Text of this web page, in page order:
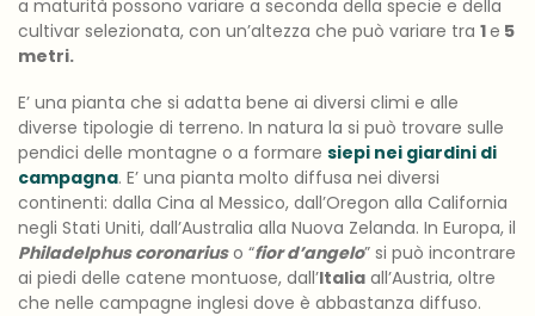
a maturità possono variare a seconda della specie e della
cultivar selezionata, con un’altezza che può variare tra 1e 5
metri.
E’ una pianta che si adatta bene ai diversi climi e alle
diverse tipologie di terreno. In natura la si può trovare sulle
pendici delle montagne o a formare siepi nei giardini di
campagna. E’ una pianta molto diffusa nei diversi
continenti: dalla Cina al Messico, dall’Oregon alla California
negli Stati Uniti, dall’Australia alla Nuova Zelanda. In Europa, il
Philadelphus coronariuso “fior d’angelo” si può incontrare
ai piedi delle catene montuose, dall’Italia all’Austria, oltre
che nelle campagne inglesi dove è abbastanza diffuso.